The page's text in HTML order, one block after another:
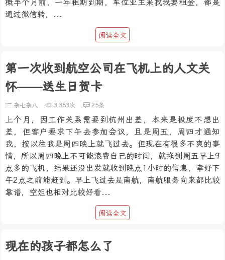
概半个月前，一年租期到期，车位业主来找我要租金，都是
通过微信转，...
阅读全文
第一次收到航空公司在飞机上的人文关
怀——送生日贺卡
杂七杂八 3,353次 25条
上个月，因工作关系需要到杭州出差，本来是极度不想出
差，但客户要求下午去参加会议，且是周五，周四才通知
我，按以往我是周四晚上就飞过去。但现在有很多不爽的事
情，所以周四晚上不可能浪费自己的时间，就拖到周五早上9
点多的飞机，结果还没出发就收到晚点1小时的信息，幸好下
午2点之前能赶到。早上飞过去是南航，南航服务向来都比较
靠谱，空姐也相对比较好看...
阅读全文
现在的孩子都怎么了